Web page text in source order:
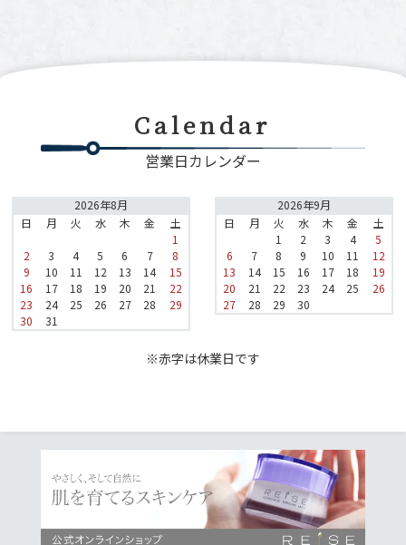
Calendar
営業日カレンダー
2026年8月
日
月 火 水 木 金
土
1
2
3 4 5 6 7
8
9
10 11 12 13 14
15
16
17 18 19 20 21
22
23
24 25 26 27 28
29
30
31
2026年9月
日
月 火 水 木 金
土
1
2 3 4
5
6
7 8 9 10 11
12
13
14 15 16 17 18
19
20
21 22 23 24 25
26
27
28 29 30
※赤字は休業日です